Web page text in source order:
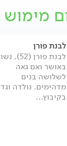
מימוש
לבנת פורן
לבנת פורן
באושר ואם גאה
לשלושה בנים
מדהימים. נולדה
בקיבוץ...